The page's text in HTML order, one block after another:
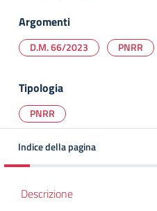
Argomenti
D.M. 66/2023 PNRR
Tipologia
PNRR
Indice della pagina
Descrizione